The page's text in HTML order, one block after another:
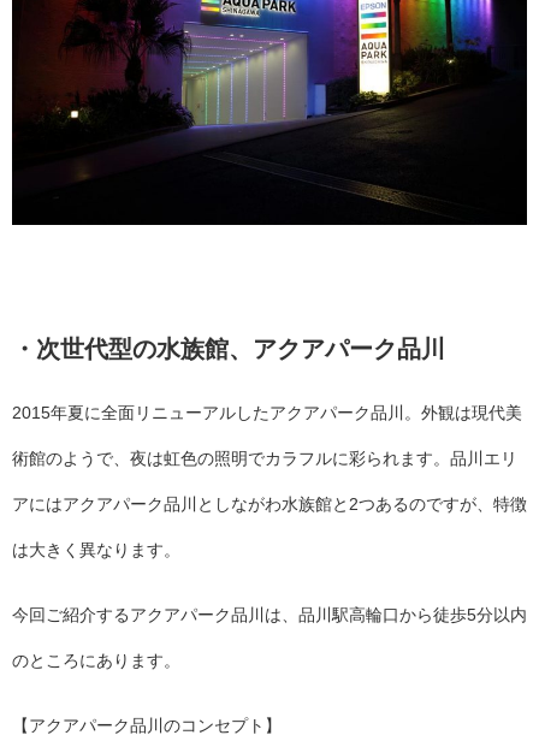
・次世代型の水族館、アクアパーク品川
2015年夏に全面リニューアルしたアクアパーク品川。外観は現代美
術館のようで、夜は虹色の照明でカラフルに彩られます。品川エリ
アにはアクアパーク品川としながわ水族館と2つあるのですが、特徴
は大きく異なります。
今回ご紹介するアクアパーク品川は、品川駅高輪口から徒歩5分以内
のところにあります。
【アクアパーク品川のコンセプト】